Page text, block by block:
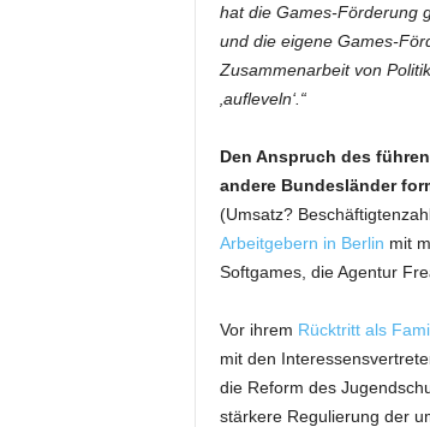
hat die Games-Förderung
und die eigene Games-
Zusammenarbeit von
‚aufleveln‘.“
Den Anspruch des
andere Bundesländer
(Umsatz?
Arbeitgebern in Berlin mit
Softgames, die Agentur
Vor ihrem Rücktritt als
mit den
die Reform des
stärkere Regulierung der